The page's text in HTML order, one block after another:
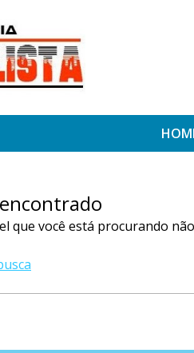
que você está procurando